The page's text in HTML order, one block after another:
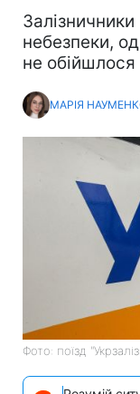
небезпеки,
не обійшлося
МАРІЯ
Фото: поїзд